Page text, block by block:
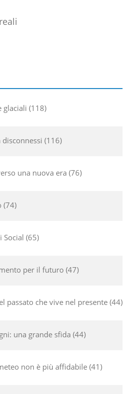
glaciali 118
116
una nuova era 76
74
Social 65
per il futuro 47
passato che vive nel presente 44
una grande sfida 44
non è più affidabile 41